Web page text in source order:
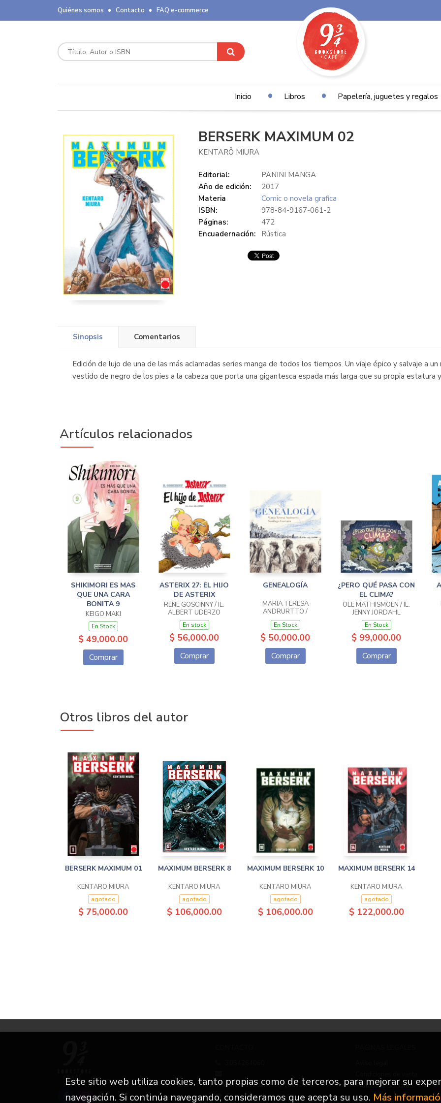
Quiénes somos Contacto FAQ e-commerce
Inicio Libros Papelería, juguetes y regalos
BERSERK MAXIMUM 02
KENTARÔ MIURA
Editorial:
PANINI MANGA
Año de edición:
2017
Materia
Comic o novela grafica
ISBN:
978-84-9167-061-2
Páginas:
472
Encuadernación:
Rústica
Sinopsis Comentarios
Edición de lujo de una de las más aclamadas series manga de todos los tiempos. Un viaje épico y salvaje a
vestido de negro de los pies a la cabeza que porta una gigantesca espada más larga que su propia estatura
Artículos relacionados
SHIKIMORI ES MAS
QUE UNA CARA
BONITA 9
KEIGO MAKI
En Stock
$ 49,000.00
Comprar
ASTERIX 27: EL HIJO
DE ASTERIX
RENÉ GOSCINNY / IL.
ALBERT UDERZO
En stock
$ 56,000.00
Comprar
GENEALOGÍA
MARÍA TERESA
ANDRURTTO /
SANTIAGO GUEVARA
En Stock
$ 50,000.00
Comprar
¿PERO QUÉ PASA CON
EL CLIMA?
OLE MATHISMOEN / IL.
JENNY JORDAHL
En Stock
$ 99,000.00
Comprar
Otros libros del autor
BERSERK MAXIMUM 01
KENTARO MIURA
agotado
$ 75,000.00
MAXIMUM BERSERK 8
KENTARO MIURA
agotado
$ 106,000.00
MAXIMUM BERSERK 10
KENTARO MIURA
agotado
$ 106,000.00
MAXIMUM BERSERK 14
KENTARO MIURA
agotado
$ 122,000.00
info.nuevetrescuartos@gmail.com
Formulario de contacto
Protección de datos
Este sitio web utiliza cookies, tanto propias como de terceros, para mejorar su
navegación. Si continúa navegando, consideramos que acepta su uso. Más